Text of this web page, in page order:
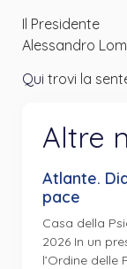
Il Presidente
Alessandro
Qui trovi la
Altre
Atlante.
pace
Casa della
2026 In un
l’Ordine delle